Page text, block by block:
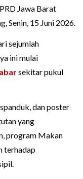
Jawa Barat
Senin, 15 Juni 2026.
sejumlah
ini mulai
sekitar pukul
dan poster
yang
program Makan
terhadap